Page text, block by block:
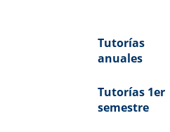
Tutorías
anuales
Tutorías 1er
semestre